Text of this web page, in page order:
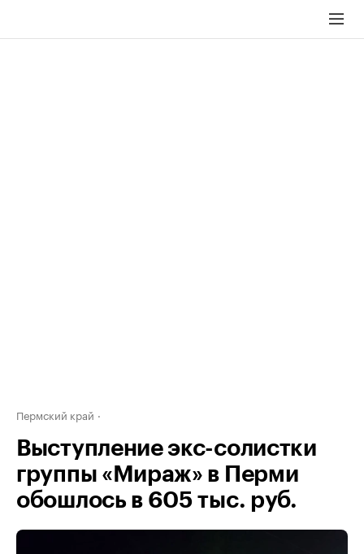
Пермский край
Выступление экс-солистки
группы «Мираж» в Перми
обошлось в 605 тыс. руб.